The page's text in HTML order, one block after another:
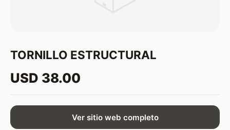
TORNILLO ESTRUCTURAL
USD 38.00
Ver sitio web completo